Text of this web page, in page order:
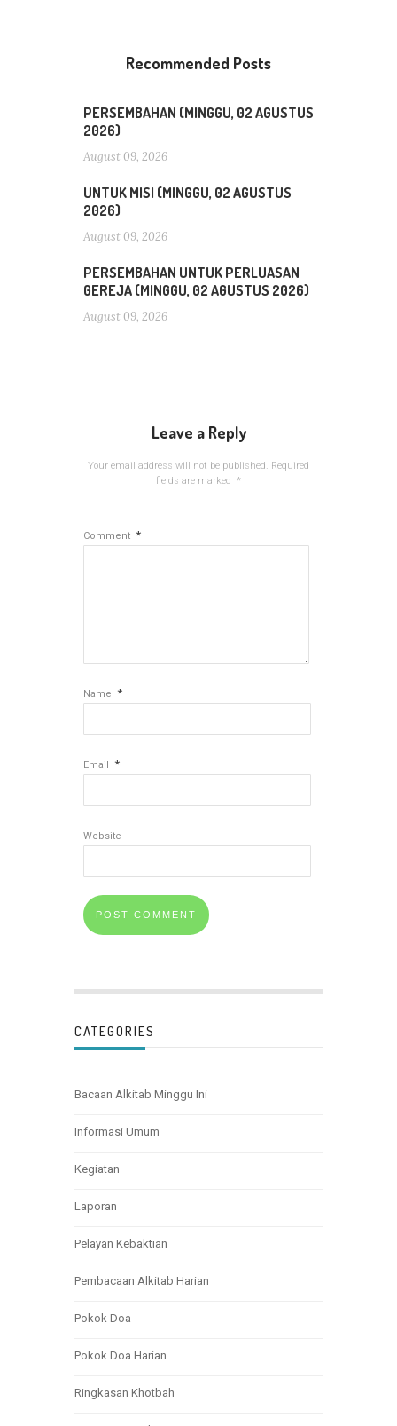
Recommended Posts
PERSEMBAHAN (MINGGU, 02 AGUSTUS
2026)
August 09, 2026
UNTUK MISI (MINGGU, 02 AGUSTUS
2026)
August 09, 2026
PERSEMBAHAN UNTUK PERLUASAN
GEREJA (MINGGU, 02 AGUSTUS 2026)
August 09, 2026
Leave a Reply
Your email address will not be published. Required
fields are marked *
Comment *
Name *
Email *
Website
CATEGORIES
Bacaan Alkitab Minggu Ini
Informasi Umum
Kegiatan
Laporan
Pelayan Kebaktian
Pembacaan Alkitab Harian
Pokok Doa
Pokok Doa Harian
Ringkasan Khotbah